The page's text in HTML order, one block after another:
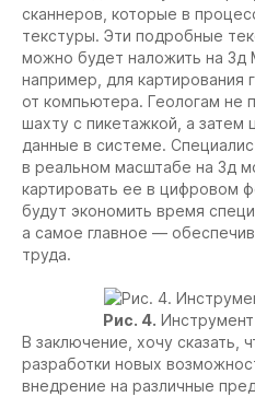
сканнеров, которые в
текстуры. Эти подробные
можно будет наложить на 3д
например, для картирования
от компьютера. Геологам не
шахту с пикетажкой, а затем
данные в системе.
в реальном масштабе на 3д
картировать ее в цифровом
будут экономить время
а самое главное —
труда.
Рис. 4.
В заключение, хочу сказать,
разработки новых
внедрение на различные